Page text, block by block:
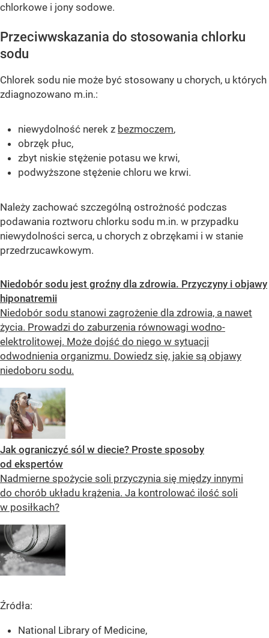
chlorkowe i jony sodowe.
Przeciwwskazania do stosowania chlorku
sodu
Chlorek sodu nie może być stosowany u chorych, u których
zdiagnozowano m.in.:
niewydolność nerek z bezmoczem,
obrzęk płuc,
zbyt niskie stężenie potasu we krwi,
podwyższone stężenie chloru we krwi.
Należy zachować szczególną ostrożność podczas
podawania roztworu chlorku sodu m.in. w przypadku
niewydolności serca, u chorych z obrzękami i w stanie
przedrzucawkowym.
Niedobór sodu jest groźny dla zdrowia. Przyczyny i objawy
hiponatremii
Niedobór sodu stanowi zagrożenie dla zdrowia, a nawet
życia. Prowadzi do zaburzenia równowagi wodno-
elektrolitowej. Może dojść do niego w sytuacji
odwodnienia organizmu. Dowiedz się, jakie są objawy
niedoboru sodu.
Jak ograniczyć sól w diecie? Proste sposoby
od ekspertów
Nadmierne spożycie soli przyczynia się między innymi
do chorób układu krążenia. Ja kontrolować ilość soli
w posiłkach?
Źródła:
National Library of Medicine,